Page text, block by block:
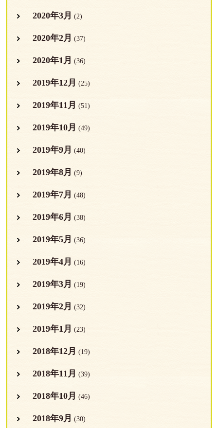
2020年3月 (2)
2020年2月 (37)
2020年1月 (36)
2019年12月 (25)
2019年11月 (51)
2019年10月 (49)
2019年9月 (40)
2019年8月 (9)
2019年7月 (48)
2019年6月 (38)
2019年5月 (36)
2019年4月 (16)
2019年3月 (19)
2019年2月 (32)
2019年1月 (23)
2018年12月 (19)
2018年11月 (39)
2018年10月 (46)
2018年9月 (30)